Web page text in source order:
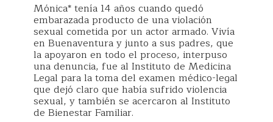
Mónica* tenía 14 años cuando quedó
embarazada producto de una violación
sexual cometida por un actor armado. Vivía
en Buenaventura y junto a sus padres, que
la apoyaron en todo el proceso, interpuso
una denuncia, fue al Instituto de Medicina
Legal para la toma del examen médico-legal
que dejó claro que había sufrido violencia
sexual, y también se acercaron al Instituto
de Bienestar Familiar.